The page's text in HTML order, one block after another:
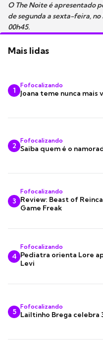
O The Noite é apresentado
de segunda a sexta-feira, no
00h45.
Mais lidas
1
Fofocalizando
Joana teme nunca mais
2
Fofocalizando
Saiba quem é o
3
Fofocalizando
Review: Beast of
Game Freak
4
Fofocalizando
Pediatra orienta Lore
Levi
5
Fofocalizando
Lailtinho Brega celebra